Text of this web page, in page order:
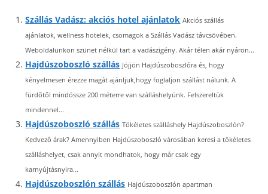
Szállás Vadász: akciós hotel ajánlatok Akciós szállás
ajánlatok, wellness hotelek, csomagok a Szállás Vadász távcsövében.
Weboldalunkon szünet nélkül tart a vadászigény. Akár télen akár nyáron...
Hajdúszoboszló szállás Jöjjön Hajdúszoboszlóra és, hogy
kényelmesen érezze magát ajánljuk,hogy foglaljon szállást nálunk. A
fürdőtől mindössze 200 méterre van szálláshelyünk. Felszereltük
mindennel...
Hajdúszoboszló szállás Tökéletes szálláshely Hajdúszoboszlón?
Kedvező árak? Amennyiben Hajdúszoboszló városában keresi a tökéletes
szálláshelyet, csak annyit mondhatok, hogy már csak egy
karnyújtásnyira...
Hajdúszoboszlón szállás Hajdúszoboszlón apartman